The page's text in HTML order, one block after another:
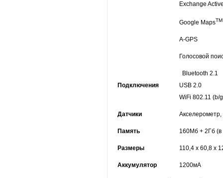
Exchange
Google Maps
A-GPS
Голосовой
Подключения
Bluetooth 2.1
USB 2.0
WiFi 802.11 (b/
Датчики
Память 160Mб + 2Гб
Размеры 110,4 x 60,8 x
Аккумулятор 1200мА